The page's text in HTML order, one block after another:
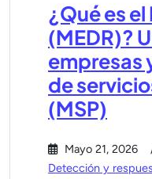
¿Qué es
(MEDR)?
empresas
de
(MSP)
Mayo 21, 2026
Detección y